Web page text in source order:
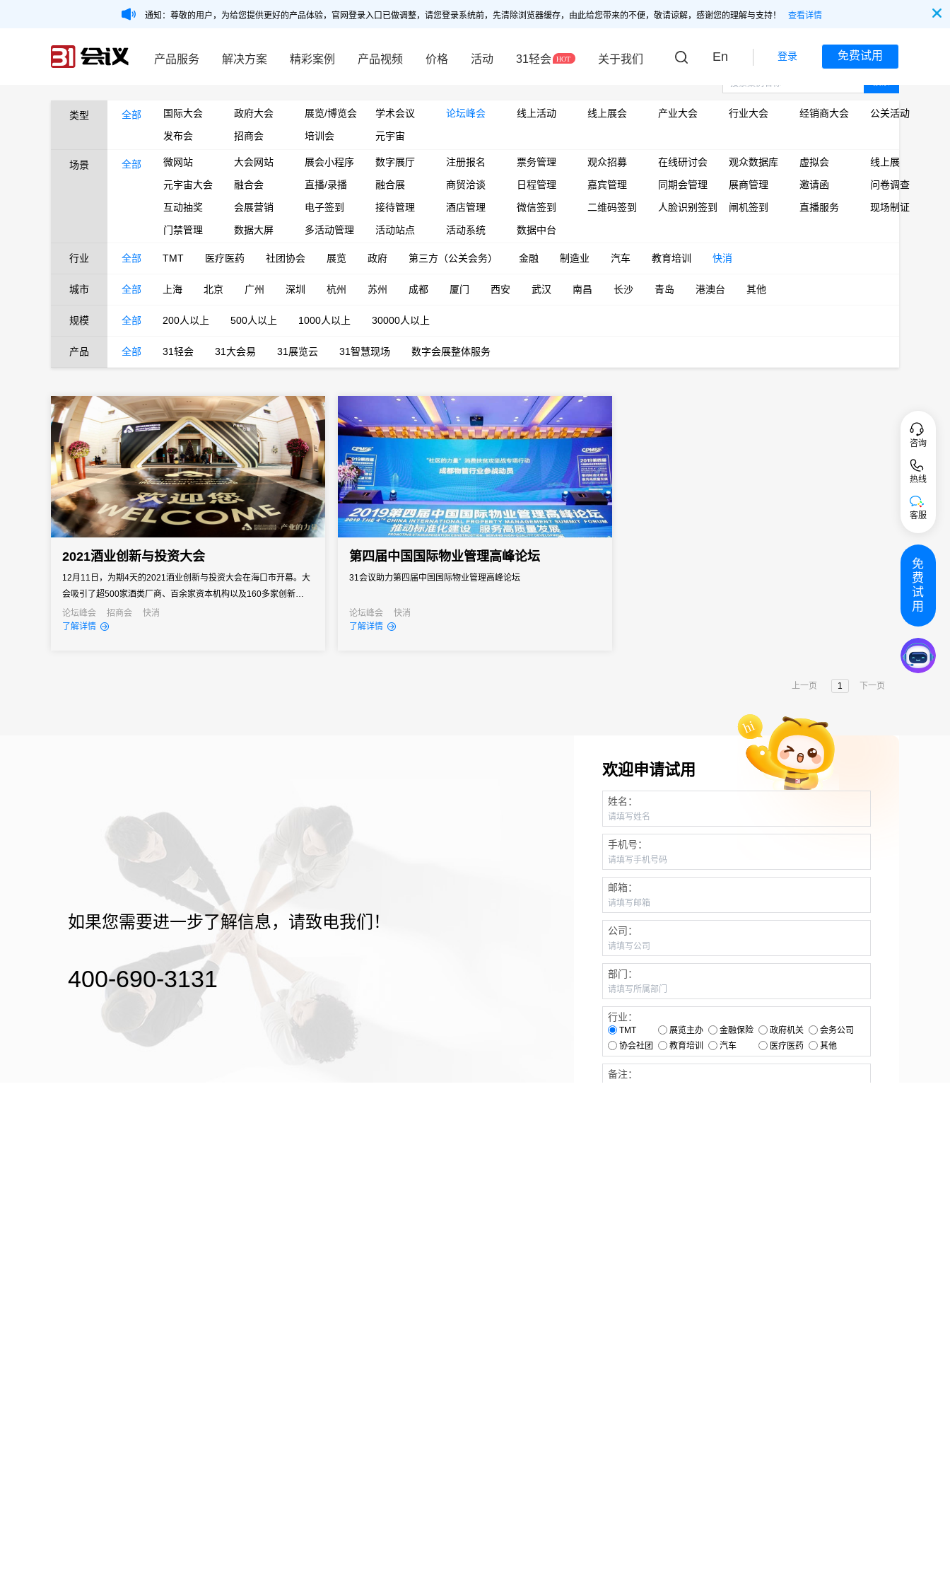
通知：尊敬的用户，为给您提供更好的产品体验，官网登录入口已做调整，请您登录系统前，先清除浏览器缓存，由此给您带来的不便，敬请谅解，感谢您的理解与支持！ 查看详情
产品服务 解决方案 精彩案例 产品视频 价格 活动 31轻会 关于我们 En 登录 免费试用
类型 全部 国际大会 政府大会 展览/博览会 学术会议 论坛峰会 线上活动 线上展会 产业大会 行业大会 经销商大会
公关活动
发布会
招商会 培训会 元宇宙
场景 全部 微网站 大会网站 展会小程序 数字展厅 注册报名 票务管理 观众招募 在线研讨会 观众数据库 虚拟会
线上展
元宇宙大会
融合会 直播/录播 融合展 商贸洽谈 日程管理 嘉宾管理 同期会管理 展商管理 邀请函
问卷调查
互动抽奖
会展营销 电子签到 接待管理 酒店管理 微信签到 二维码签到 人脸识别签到 闸机签到 直播服务
现场制证
门禁管理
数据大屏 多活动管理 活动站点 活动系统 数据中台
行业 全部 TMT 医疗医药 社团协会 展览 政府 第三方（公关会务） 金融 制造业 汽车 教育培训 快消
城市 全部 上海 北京 广州 深圳 杭州 苏州 成都 厦门 西安 武汉 南昌 长沙 青岛 港澳台 其他
规模 全部 200人以上 500人以上 1000人以上 30000人以上
产品 全部 31轻会 31大会易 31展览云 31智慧现场 数字会展整体服务
2021酒业创新与投资大会
12月11日，为期4天的2021酒业创新与投资大会在海口市开幕。大
会吸引了超500家酒类厂商、百余家资本机构以及160多家创新企业
的千余位业内人士参会。与会代表将重点围绕酒业发展机遇与挑战
等话题，探讨如何在海南自贸港建设的背景下实现行业和企业的可
论坛峰会 招商会
快消
了解详情
第四届中国国际物业管理高峰论坛
31会议助力第四届中国国际物业管理高峰论坛
论坛峰会
快消
了解详情
上一页 1 下一页
如果您需要进一步了解信息，请致电我们！
400-690-3131
欢迎申请试用
姓名：
手机号：
邮箱：
公司：
部门：
行业：
TMT 展览主办 金融保险 政府机关
会务公司
协会社团
教育培训 汽车 医疗医药 其他
备注：
咨询
热线
客服
免
费
试
用